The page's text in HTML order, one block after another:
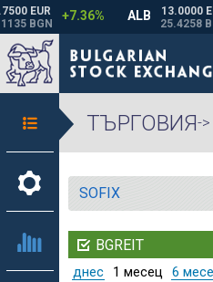
ТЪРГОВИЯ-
SOFIX